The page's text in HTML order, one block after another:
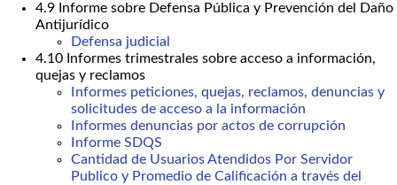
4.9 Informe sobre Defensa Pública y Prevención del Daño
Antijurídico
Defensa judicial
4.10 Informes trimestrales sobre acceso a información,
quejas y reclamos
Informes peticiones, quejas, reclamos, denuncias y
solicitudes de acceso a la información
Informes denuncias por actos de corrupción
Informe SDQS
Cantidad de Usuarios Atendidos Por Servidor
Publico y Promedio de Calificación a través del